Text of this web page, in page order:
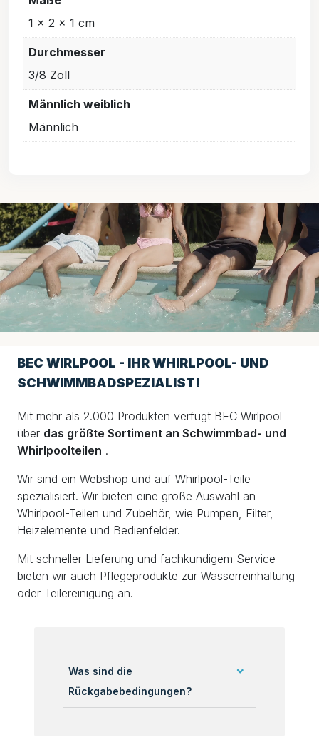
1 × 2 × 1 cm
Durchmesser
3/8 Zoll
Männlich weiblich
Männlich
BEC WIRLPOOL - IHR WHIRLPOOL- UND
SCHWIMMBADSPEZIALIST!
Mit mehr als 2.000 Produkten verfügt BEC Wirlpool
über das größte Sortiment an Schwimmbad- und
Whirlpoolteilen .
Wir sind ein Webshop und auf Whirlpool-Teile
spezialisiert. Wir bieten eine große Auswahl an
Whirlpool-Teilen und Zubehör, wie Pumpen, Filter,
Heizelemente und Bedienfelder.
Mit schneller Lieferung und fachkundigem Service
bieten wir auch Pflegeprodukte zur Wasserreinhaltung
oder Teilereinigung an.
Was sind die
Rückgabebedingungen?